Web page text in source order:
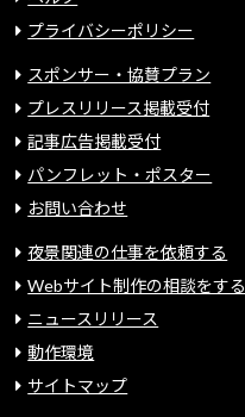
プライバシーポリシー
スポンサー・協賛プラン
プレスリリース掲載受付
記事広告掲載受付
パンフレット・ポスター
お問い合わせ
夜景関連の仕事を依頼する
Webサイト制作の相談をする
ニュースリリース
動作環境
サイトマップ